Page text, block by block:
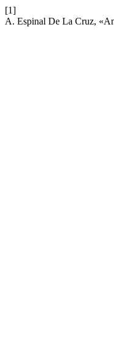
[1]
A. Espinal De La Cruz,